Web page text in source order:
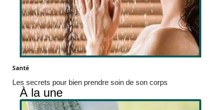
Santé
Les secrets pour bien prendre soin de son corps
À la une